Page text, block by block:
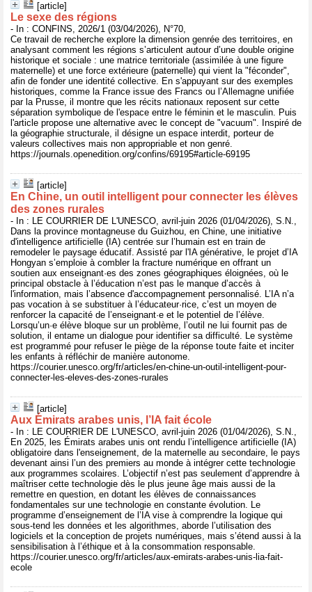
[article]
Le sexe des régions
- In : CONFINS, 2026/1 (03/04/2026), N°70,
Ce travail de recherche explore la dimension genrée des territoires, en
analysant comment les régions s’articulent autour d’une double origine
historique et sociale : une matrice territoriale (assimilée à une figure
maternelle) et une force extérieure (paternelle) qui vient la "féconder",
afin de fonder une identité collective. En s'appuyant sur des exemples
historiques, comme la France issue des Francs ou l’Allemagne unifiée
par la Prusse, il montre que les récits nationaux reposent sur cette
séparation symbolique de l'espace entre le féminin et le masculin. Puis
l'article propose une alternative avec le concept de "vacuum". Inspiré de
la géographie structurale, il désigne un espace interdit, porteur de
valeurs collectives mais non appropriable et non genré.
https://journals.openedition.org/confins/69195#article-69195
[article]
En Chine, un outil intelligent pour connecter les élèves
des zones rurales
- In : LE COURRIER DE L'UNESCO, avril-juin 2026 (01/04/2026), S.N.,
Dans la province montagneuse du Guizhou, en Chine, une initiative
d'intelligence artificielle (IA) centrée sur l’humain est en train de
remodeler le paysage éducatif. Assisté par l'IA générative, le projet d’IA
Hongyan s’emploie à combler la fracture numérique en offrant un
soutien aux enseignant·es des zones géographiques éloignées, où le
principal obstacle à l’éducation n’est pas le manque d’accès à
l'information, mais l’absence d'accompagnement personnalisé. L’IA n’a
pas vocation à se substituer à l’éducateur·rice, c’est un moyen de
renforcer la capacité de l’enseignant·e et le potentiel de l’élève.
Lorsqu’un·e élève bloque sur un problème, l’outil ne lui fournit pas de
solution, il entame un dialogue pour identifier sa difficulté. Le système
est programmé pour refuser le piège de la réponse toute faite et inciter
les enfants à réfléchir de manière autonome.
https://courier.unesco.org/fr/articles/en-chine-un-outil-intelligent-pour-
connecter-les-eleves-des-zones-rurales
[article]
Aux Émirats arabes unis, l’IA fait école
- In : LE COURRIER DE L'UNESCO, avril-juin 2026 (01/04/2026), S.N.,
En 2025, les Émirats arabes unis ont rendu l’intelligence artificielle (IA)
obligatoire dans l'enseignement, de la maternelle au secondaire, le pays
devenant ainsi l’un des premiers au monde à intégrer cette technologie
aux programmes scolaires. L’objectif n’est pas seulement d’apprendre à
maîtriser cette technologie dès le plus jeune âge mais aussi de la
remettre en question, en dotant les élèves de connaissances
fondamentales sur une technologie en constante évolution. Le
programme d’enseignement de l’IA vise à comprendre la logique qui
sous-tend les données et les algorithmes, aborde l’utilisation des
logiciels et la conception de projets numériques, mais s’étend aussi à la
sensibilisation à l’éthique et à la consommation responsable.
https://courier.unesco.org/fr/articles/aux-emirats-arabes-unis-lia-fait-
ecole